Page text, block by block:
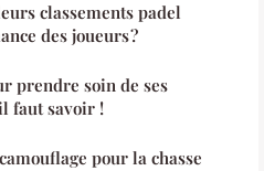
classements padel
des joueurs ?
prendre soin de ses
faut savoir !
pour la chasse